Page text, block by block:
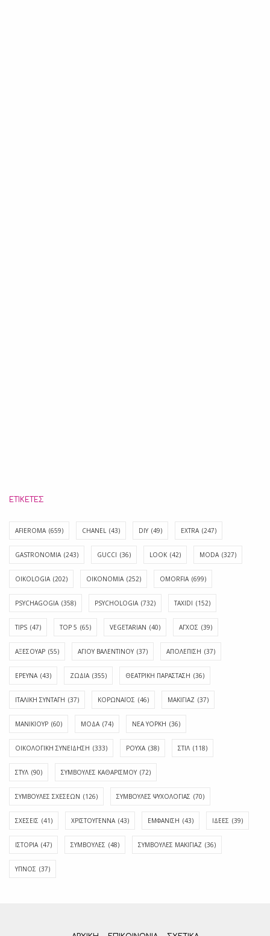
ΕΤΙΚΈΤΕΣ
AFIEROMA (659) CHANEL (43) DIY (49) EXTRA (247)
GASTRONOMIA (243) GUCCI (36) LOOK (42) MODA (327)
OIKOLOGIA (202) OIKONOMIA (252) OMORFIA (699)
PSYCHAGOGIA (358) PSYCHOLOGIA (732) TAXIDI (152)
TIPS (47) TOP 5 (65) VEGETARIAN (40) ΑΓΧΟΣ (39)
ΑΞΕΣΟΥΑΡ (55) ΑΓΊΟΥ ΒΑΛΕΝΤΊΝΟΥ (37) ΑΠΟΛΈΠΙΣΗ (37)
ΕΡΕΥΝΑ (43) ΖΩΔΙΑ (355) ΘΕΑΤΡΙΚΗ ΠΑΡΑΣΤΑΣΗ (36)
ΙΤΑΛΙΚΗ ΣΥΝΤΑΓΗ (37) ΚΟΡΩΝΑΪΟΣ (46) ΜΑΚΙΓΙΑΖ (37)
ΜΑΝΙΚΙΟΥΡ (60) ΜΟΔΑ (74) ΝΕΑ ΥΟΡΚΗ (36)
ΟΙΚΟΛΟΓΙΚΗ ΣΥΝΕΙΔΗΣΗ (333) ΡΟΥΧΑ (38) ΣΤΙΛ (118)
ΣΤΥΛ (90) ΣΥΜΒΟΥΛΕΣ ΚΑΘΑΡΙΣΜΟΥ (72)
ΣΥΜΒΟΥΛΕΣ ΣΧΕΣΕΩΝ (126) ΣΥΜΒΟΥΛΕΣ ΨΥΧΟΛΟΓΙΑΣ (70)
ΣΧΕΣΕΙΣ (41) ΧΡΙΣΤΟΥΓΕΝΝΑ (43) ΕΜΦΆΝΙΣΗ (43) ΙΔΈΕΣ (39)
ΙΣΤΟΡΊΑ (47) ΣΥΜΒΟΥΛΈΣ (48) ΣΥΜΒΟΥΛΈΣ ΜΑΚΙΓΙΆΖ (36)
ΎΠΝΟΣ (37)